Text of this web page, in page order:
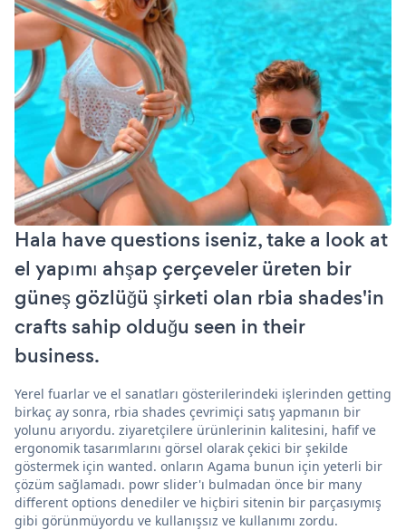
Hala have questions iseniz, take a look at
el yapımı ahşap çerçeveler üreten bir
güneş gözlüğü şirketi olan rbia shades'in
crafts sahip olduğu seen in their
business.
Yerel fuarlar ve el sanatları gösterilerindeki işlerinden getting
birkaç ay sonra, rbia shades çevrimiçi satış yapmanın bir
yolunu arıyordu. ziyaretçilere ürünlerinin kalitesini, hafif ve
ergonomik tasarımlarını görsel olarak çekici bir şekilde
göstermek için wanted. onların Agama bunun için yeterli bir
çözüm sağlamadı. powr slider'ı bulmadan önce bir many
different options denediler ve hiçbiri sitenin bir parçasıymış
gibi görünmüyordu ve kullanışsız ve kullanımı zordu.